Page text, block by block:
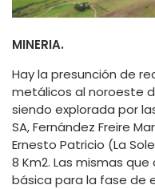
MINERIA.
Hay la presunción de
metálicos al noroeste
siendo explorada por
SA, Fernández Freire
Ernesto Patricio (La
8 Km2. Las mismas
básica para la fase de